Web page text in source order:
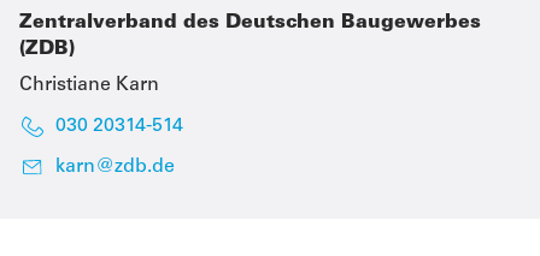
Zentralverband des Deutschen Baugewerbes
(ZDB)
Christiane Karn
030 20314-514
karn@zdb.de